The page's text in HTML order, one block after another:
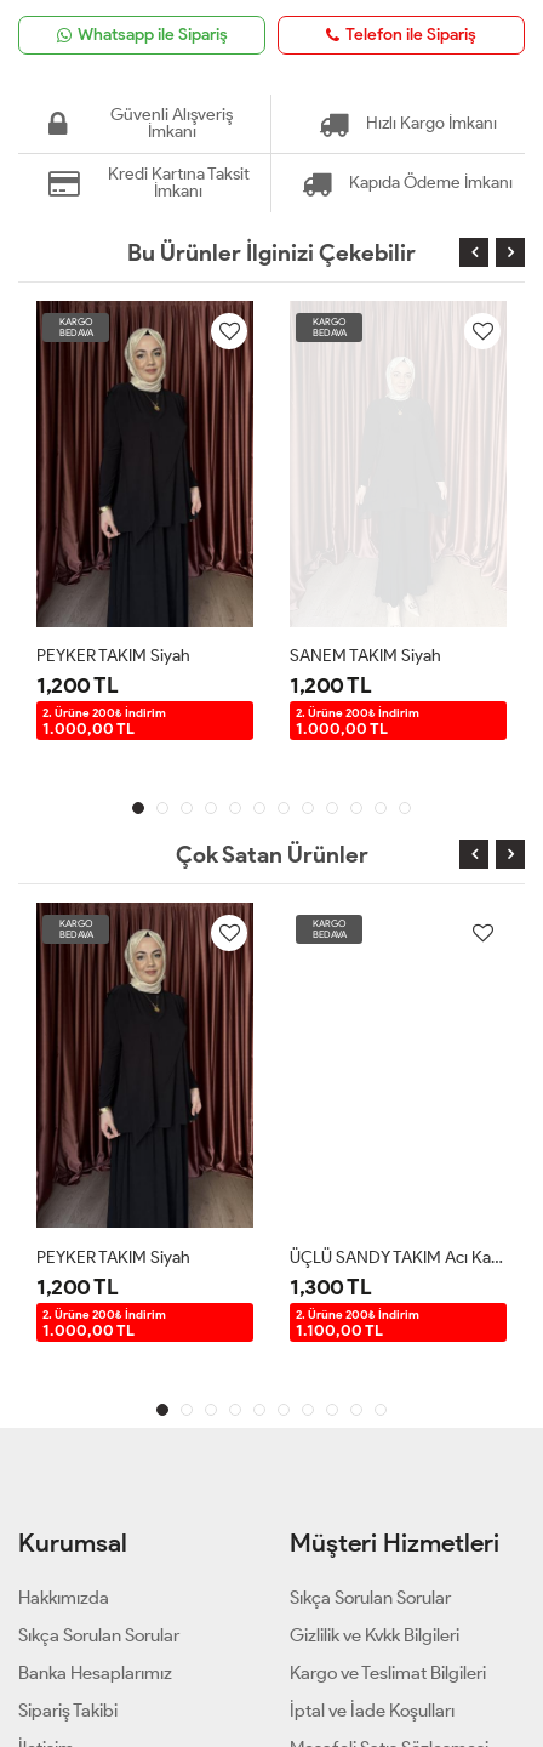
Whatsapp ile Sipariş Telefon ile Sipariş
Güvenli Alışveriş
İmkanı
Hızlı Kargo İmkanı
Kredi Kartına Taksit
İmkanı
Kapıda Ödeme İmkanı
Bu Ürünler İlginizi Çekebilir
KARGO
BEDAVA
PEYKER TAKIM Siyah
1,200 TL
2. Ürüne 200₺ İndirim
1.000,00 TL
KARGO
BEDAVA
SANEM TAKIM Siyah
1,200 TL
2. Ürüne 200₺ İndirim
1.000,00 TL
Çok Satan Ürünler
KARGO
BEDAVA
PEYKER TAKIM Siyah
1,200 TL
2. Ürüne 200₺ İndirim
1.000,00 TL
KARGO
BEDAVA
ÜÇLÜ SANDY TAKIM Acı Kahve
1,300 TL
2. Ürüne 200₺ İndirim
1.100,00 TL
Kurumsal
Hakkımızda
Sıkça Sorulan Sorular
Banka Hesaplarımız
Sipariş Takibi
Müşteri Hizmetleri
Sıkça Sorulan Sorular
Gizlilik ve Kvkk Bilgileri
Kargo ve Teslimat Bilgileri
İptal ve İade Koşulları